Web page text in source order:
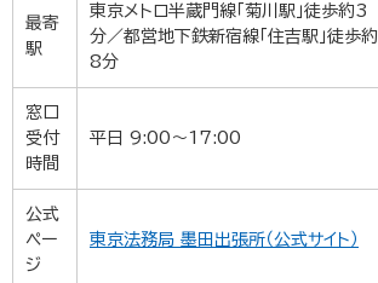
最寄
駅
東京メトロ半蔵門線「菊川駅」徒歩約3
分／都営地下鉄新宿線「住吉駅」徒歩約
8分
窓口
受付
時間
平日 9:00～17:00
公式
ペー
ジ
東京法務局 墨田出張所（公式サイト）